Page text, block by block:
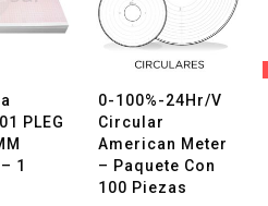
PLEG
1
0-100%-24Hr/V
Circular
American Meter
– Paquete Con
100 Piezas